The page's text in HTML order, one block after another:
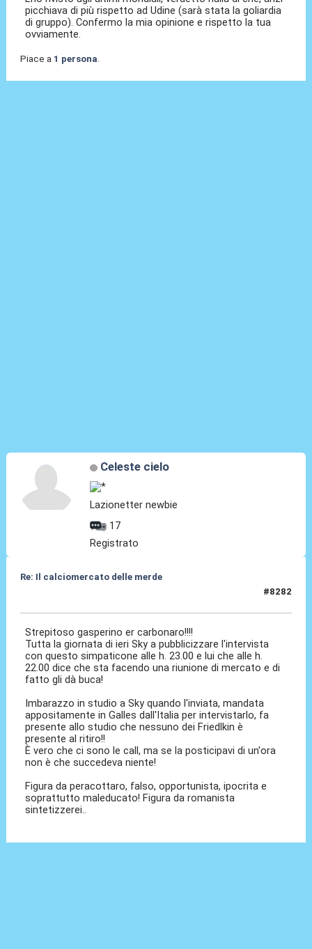
picchiava di più rispetto ad Udine (sarà stata la goliardia
di gruppo). Confermo la mia opinione e rispetto la tua
ovviamente.
Piace a 1 persona
Celeste cielo
Lazionetter newbie
17
Registrato
Re: Il calciomercato delle merde
#8282
Strepitoso gasperino er carbonaro!!!!
Tutta la giornata di ieri Sky a pubblicizzare l'intervista
con questo simpaticone alle h. 23.00 e lui che alle h.
22.00 dice che sta facendo una riunione di mercato e di
fatto gli dà buca!
Imbarazzo in studio a Sky quando l'inviata, mandata
appositamente in Galles dall'Italia per intervistarlo, fa
presente allo studio che nessuno dei Friedlkin è
presente al ritiro!!
È vero che ci sono le call, ma se la posticipavi di un'ora
non è che succedeva niente!
Figura da peracottaro, falso, opportunista, ipocrita e
soprattutto maleducato! Figura da romanista
sintetizzerei..